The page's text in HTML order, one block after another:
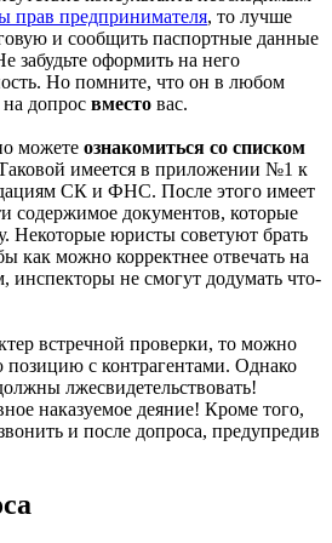
прав предпринимателя, то лучше
и сообщить паспортные данные
забудьте оформить на него
Но помните, что он в любом
допрос вместо вас.
можете ознакомиться со списком
имеется в приложении №1 к
СК и ФНС. После этого имеет
содержимое документов, которые
Некоторые юристы советуют брать
как можно корректнее отвечать на
инспекторы не смогут додумать что-
встречной проверки, то можно
позицию с контрагентами. Однако
лжесвидетельствовать!
наказуемое деяние! Кроме того,
и после допроса, предупредив